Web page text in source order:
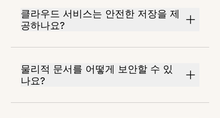
클라우드 서비스는 안전한 저장을 제
공하나요?
물리적 문서를 어떻게 보안할 수 있
나요?